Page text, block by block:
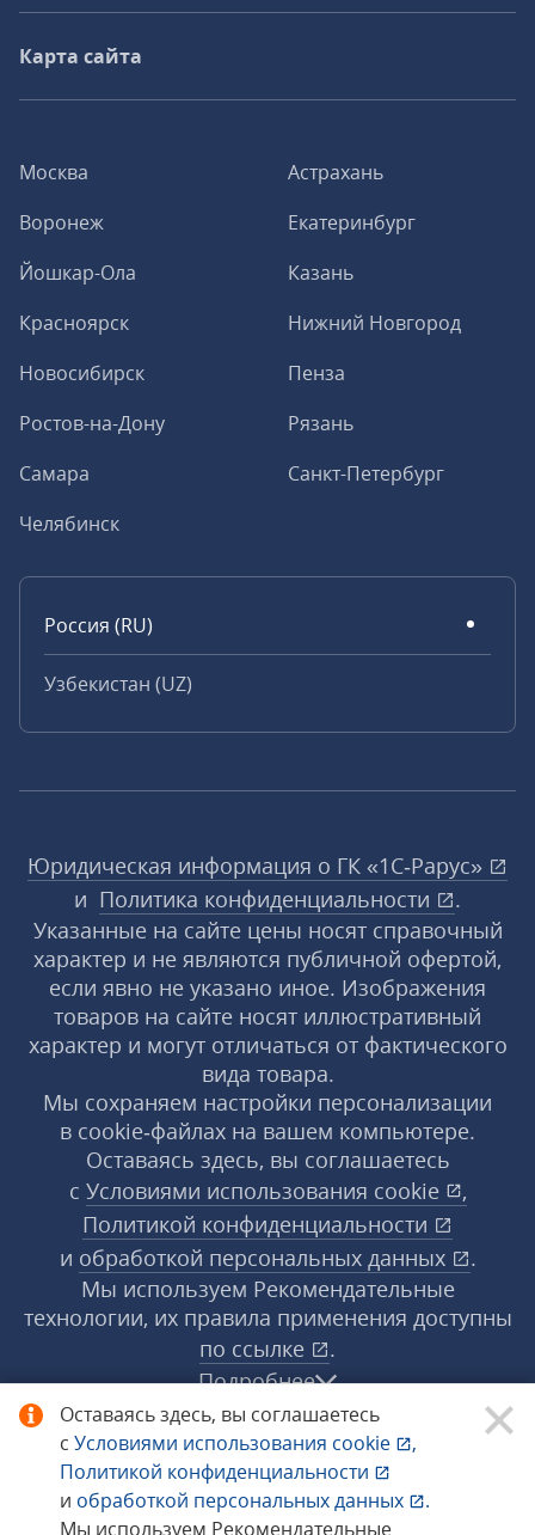
Оставаясь здесь, вы соглашаетесь
с Условиями использования cookie
,
Политикой конфиденциальности
и обработкой персональных данных
.
Мы используем Рекомендательные
Москва
Астрахань
Воронеж
Екатеринбург
Йошкар-Ола
Казань
Красноярск
Нижний Новгород
Новосибирск
Пенза
Ростов-на-Дону
Рязань
Самара
Санкт-Петербург
Челябинск
Россия (RU)
Узбекистан (UZ)
Карта сайта
Юридическая информация о ГК «1С‑Рарус»
и Политика конфиденциальности
.
Указанные на сайте цены носят справочный
характер и не являются публичной офертой,
если явно не указано иное. Изображения
товаров на сайте носят иллюстративный
характер и могут отличаться от фактического
вида товара.
Мы сохраняем настройки персонализации
в cookie‑файлах на вашем компьютере.
Оставаясь здесь, вы соглашаетесь
с Условиями использования cookie
,
Политикой конфиденциальности
и обработкой персональных данных
.
Мы используем Рекомендательные
технологии, их правила применения доступны
по ссылке
.
Подробнее
© 1998−2026 «1С‑Рарус» ®. Все права
защищены.